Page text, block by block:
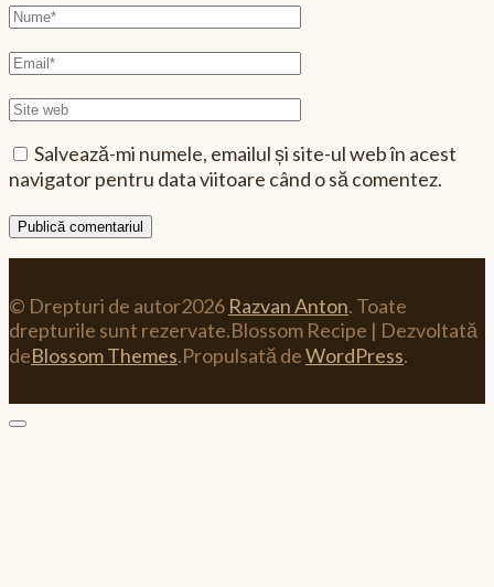
Nume
Email
Site
Salvează-mi numele, emailul și site-ul web în acest
navigator pentru data viitoare când o să comentez.
© Drepturi de autor2026 Razvan Anton. Toate
drepturile sunt rezervate.Blossom Recipe | Dezvoltată
deBlossom Themes.Propulsată deWordPress.